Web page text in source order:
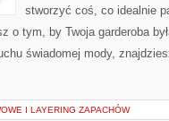
stworzyć coś, co idealnie
o tym, by Twoja garderoba
świadomej mody,
I LAYERING ZAPACHÓW